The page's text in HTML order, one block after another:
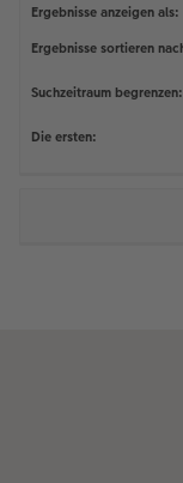
Ergebnisse anzeigen als:
Ergebnisse sortieren
Suchzeitraum begrenzen:
Die ersten: